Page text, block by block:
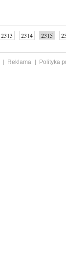
2313 2314 2315
Reklama
Polityka